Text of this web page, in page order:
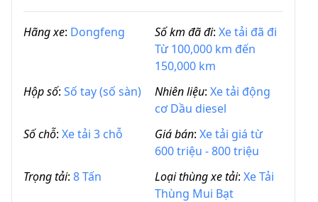
Hãng xe: Dongfeng Số km đã đi: Xe tải đã đi
Từ 100,000 km đến
150,000 km
Hộp số: Số tay (số sàn) Nhiên liệu: Xe tải động
cơ Dầu diesel
Số chỗ: Xe tải 3 chỗ Giá bán: Xe tải giá từ
600 triệu - 800 triệu
Trọng tải: 8 Tấn Loại thùng xe tải: Xe Tải
Thùng Mui Bạt